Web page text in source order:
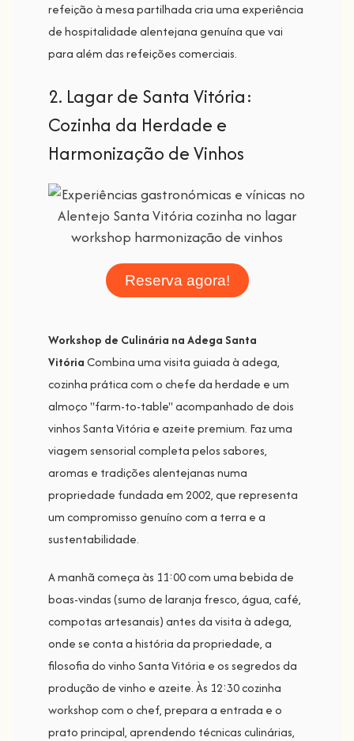
refeição à mesa partilhada cria uma experiência
de hospitalidade alentejana genuína que vai
para além das refeições comerciais.
2. Lagar de Santa Vitória:
Cozinha da Herdade e
Harmonização de Vinhos
Reserva agora!
Workshop de Culinária na Adega Santa
VitóriaCombina uma visita guiada à adega,
cozinha prática com o chefe da herdade e um
almoço "farm-to-table" acompanhado de dois
vinhos Santa Vitória e azeite premium. Faz uma
viagem sensorial completa pelos sabores,
aromas e tradições alentejanas numa
propriedade fundada em 2002, que representa
um compromisso genuíno com a terra e a
sustentabilidade.
A manhã começa às 11:00 com uma bebida de
boas-vindas (sumo de laranja fresco, água, café,
compotas artesanais) antes da visita à adega,
onde se conta a história da propriedade, a
filosofia do vinho Santa Vitória e os segredos da
produção de vinho e azeite. Às 12:30 cozinha
workshop com o chef, prepara a entrada e o
prato principal, aprendendo técnicas culinárias,